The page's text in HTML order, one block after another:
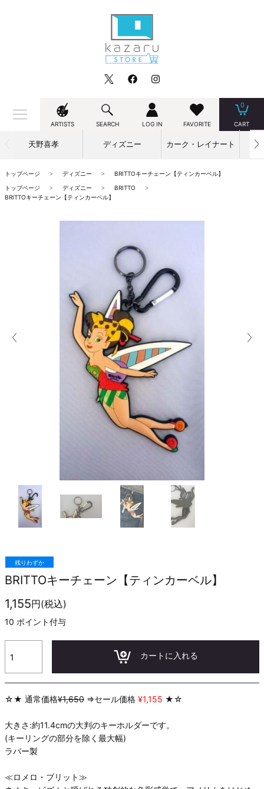
ARTISTS SEARCH LOG IN FAVORITE
0
CART
天野喜孝 ディズニー カーク・レイナート
トップページ ディズニー
BRITTOキーチェーン【ティンカーベル】
トップページ
ディズニー
BRITTO
BRITTOキーチェーン【ティンカーベル】
残りわずか
BRITTOキーチェーン【ティンカーベル】
1,155円(税込)
10 ポイント付与
カートに入れる
☆★ 通常価格¥1,650 ⇒セール価格 ¥1,155 ★☆
大きさ:約11.4cmの大判のキーホルダーです。
(キーリングの部分を除く最大幅)
ラバー製
≪ロメロ・ブリット≫